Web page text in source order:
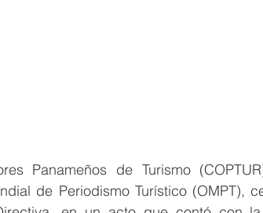
Panameños de Turismo
de Periodismo Turístico (OMPT),